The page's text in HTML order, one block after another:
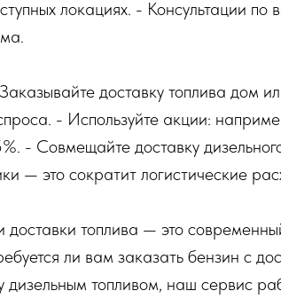
локациях. - Консультации
доставку топлива дом
- Используйте акции:
- Совмещайте доставку
— это сократит логистические
доставки топлива — это
ли вам заказать бензин с
дизельным топливом, наш сервис